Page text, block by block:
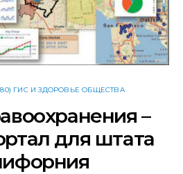
ГИС И ЗДОРОВЬЕ ОБЩЕСТВА
–
для штата